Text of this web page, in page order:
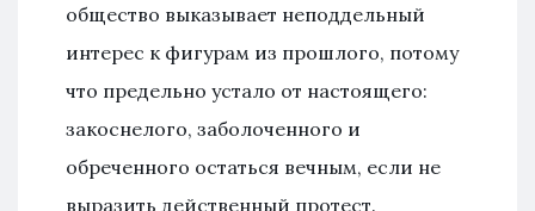
общество выказывает неподдельный
интерес к фигурам из прошлого, потому
что предельно устало от настоящего:
закоснелого, заболоченного и
обреченного остаться вечным, если не
выразить действенный протест.